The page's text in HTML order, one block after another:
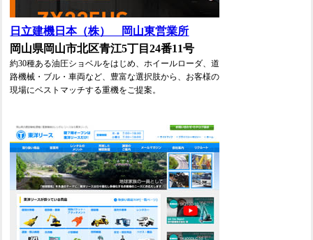
日立建機日本（株） 岡山東営業所
岡山県岡山市北区青江5丁目24番11号
約30種ある油圧ショベルをはじめ、ホイールローダ、道
路機械・ブル・車両など、豊富な選択肢から、お客様の
現場にベストマッチする重機をご提案。